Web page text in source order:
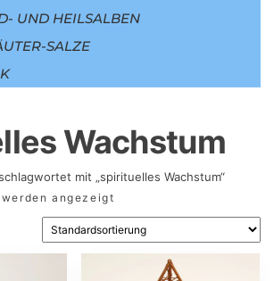
UND HEILSALBEN
SALZE
Wachstum
mit „spirituelles Wachstum“
angezeigt